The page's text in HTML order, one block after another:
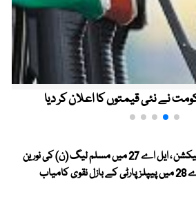
نے نئی قیمتوں کا اعلان کر دیا
آزاد کشمیر الیکشن ، ایل اے 27 میں مسلم لیگ (ن) کی نورین